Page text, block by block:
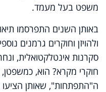
משפט בעל מעמד.
באותן השנים התפרסמו
ולהויזן וחוקרים גרמנים
סקרנות אינטלקטואלית,
חוקרי מקרא? הוא, כמשפטן,
ה"התפתחות", שאותן